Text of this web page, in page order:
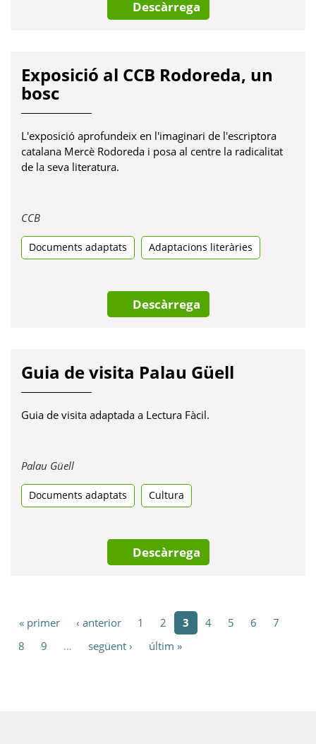
Descàrrega
Exposició al CCB Rodoreda, un
bosc
L'exposició aprofundeix en l'imaginari de l'escriptora
catalana Mercè Rodoreda i posa al centre la radicalitat
de la seva literatura.
CCBObre
una
pestanya
Documents adaptats Adaptacions literàries
Descàrrega
Guia de visita Palau Güell
Guia de visita adaptada a Lectura Fàcil.
Palau GüellObre
una
pestanya
Documents adaptats Cultura
Descàrrega
« primer ‹ anterior 1 2 3 4 5 6
7
8
9 … següent › últim »